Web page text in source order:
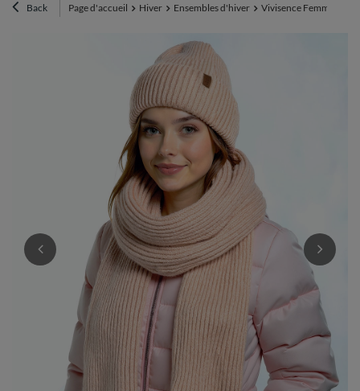
Back Page d'accueil Hiver Ensembles d'hiver Vivisence Femme